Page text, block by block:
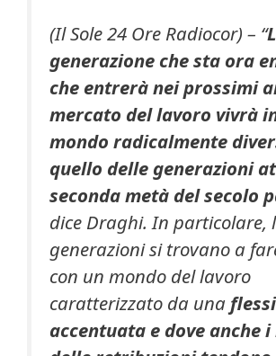
(Il Sole 24 Ore Radiocor) – “
generazione che sta ora
che entrerà nei prossimi
mercato del lavoro vivrà
mondo radicalmente
quello delle generazioni
seconda metà del secolo
dice Draghi. In particolare,
generazioni si trovano a
con un mondo del lavoro
caratterizzato da una
accentuata e dove anche